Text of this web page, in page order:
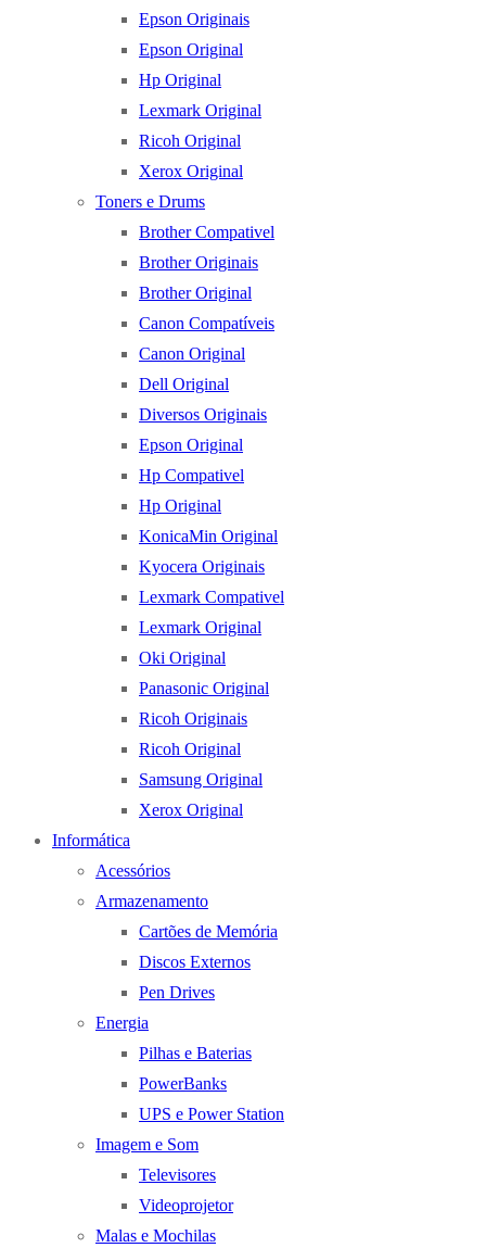
Epson Originais
Epson Original
Hp Original
Lexmark Original
Ricoh Original
Xerox Original
Toners e Drums
Brother Compativel
Brother Originais
Brother Original
Canon Compatíveis
Canon Original
Dell Original
Diversos Originais
Epson Original
Hp Compativel
Hp Original
KonicaMin Original
Kyocera Originais
Lexmark Compativel
Lexmark Original
Oki Original
Panasonic Original
Ricoh Originais
Ricoh Original
Samsung Original
Xerox Original
Informática
Acessórios
Armazenamento
Cartões de Memória
Discos Externos
Pen Drives
Energia
Pilhas e Baterias
PowerBanks
UPS e Power Station
Imagem e Som
Televisores
Videoprojetor
Malas e Mochilas